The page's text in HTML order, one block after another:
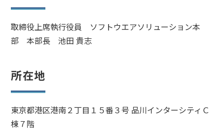
取締役上席執行役員 ソフトウエアソリューション本
部 本部長 池田 貴志
所在地
東京都港区港南２丁目１５番３号 品川インターシティＣ
棟７階